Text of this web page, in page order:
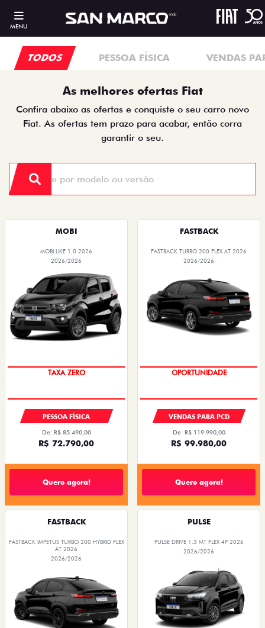
MENU
TODOS PESSOA FÍSICA VENDAS
As melhores ofertas Fiat
Confira abaixo as ofertas e conquiste o seu carro novo
Fiat. As ofertas tem prazo para acabar, então corra
garantir o seu.
MOBI
MOBI LIKE 1.0 2026
2026/2026
PREÇO IMPERDÍVEL
PESSOA FÍSICA
De: R$ 85.490,00
R$ 72.790,00
Quero agora!
FASTBACK
FASTBACK TURBO 200 FLEX AT 2026
2026/2026
OPORTUNIDADE
VENDAS PARA PCD
De: R$ 119.990,00
R$ 99.980,00
Quero agora!
FASTBACK
FASTBACK IMPETUS TURBO 200 HYBRID FLEX
AT 2026
2026/2026
PULSE
PULSE DRIVE 1.3 MT FLEX 4P 2026
2026/2026